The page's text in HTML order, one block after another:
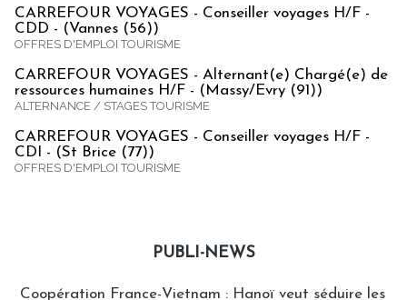
CARREFOUR VOYAGES - Conseiller voyages H/F -
CDD - (Vannes (56))
OFFRES D'EMPLOI TOURISME
CARREFOUR VOYAGES - Alternant(e) Chargé(e) de
ressources humaines H/F - (Massy/Evry (91))
ALTERNANCE / STAGES TOURISME
CARREFOUR VOYAGES - Conseiller voyages H/F -
CDI - (St Brice (77))
OFFRES D'EMPLOI TOURISME
PUBLI-NEWS
Coopération France-Vietnam : Hanoï veut séduire les